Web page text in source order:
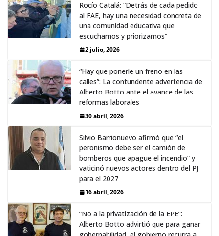
Rocío Catalá: “Detrás de cada pedido
al FAE, hay una necesidad concreta de
una comunidad educativa que
escuchamos y priorizamos”
2 julio, 2026
“Hay que ponerle un freno en las
calles”: La contundente advertencia de
Alberto Botto ante el avance de las
reformas laborales
30 abril, 2026
Silvio Barrionuevo afirmó que “el
peronismo debe ser el camión de
bomberos que apague el incendio” y
vaticinó nuevos actores dentro del PJ
para el 2027
16 abril, 2026
“No a la privatización de la EPE”:
Alberto Botto advirtió que para ganar